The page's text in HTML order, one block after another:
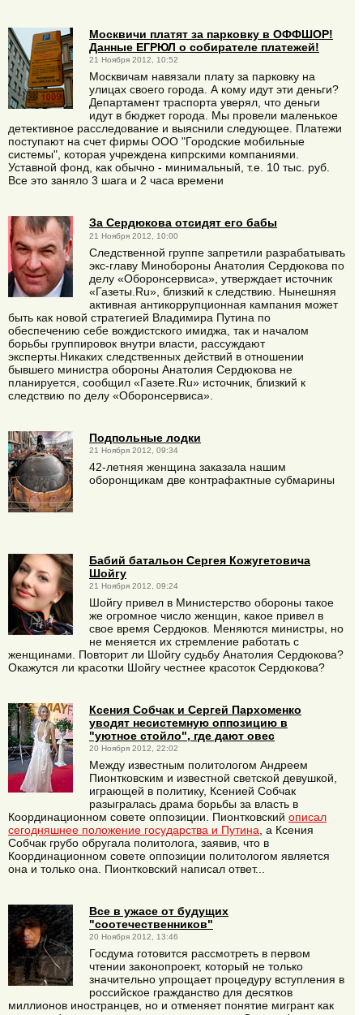
Москвичи платят за парковку в ОФФШОР!
Данные ЕГРЮЛ о собирателе платежей!
21 Ноября 2012, 10:52
Москвичам навязали плату за парковку на
улицах своего города. А кому идут эти деньги?
Департамент траспорта уверял, что деньги
идут в бюджет города. Мы провели маленькое
детективное расследование и выяснили следующее. Платежи
поступают на счет фирмы ООО "Городские мобильные
системы", которая учреждена кипрскими компаниями.
Уставной фонд, как обычно - минимальный, т.е. 10 тыс. руб.
Все это заняло 3 шага и 2 часа времени
За Сердюкова отсидят его бабы
21 Ноября 2012, 10:00
Следственной группе запретили разрабатывать
экс-главу Минобороны Анатолия Сердюкова по
делу «Оборонсервиса», утверждает источник
«Газеты.Ru», близкий к следствию. Нынешняя
активная антикоррупционная кампания может
быть как новой стратегией Владимира Путина по
обеспечению себе вождистского имиджа, так и началом
борьбы группировок внутри власти, рассуждают
эксперты.Никаких следственных действий в отношении
бывшего министра обороны Анатолия Сердюкова не
планируется, сообщил «Газете.Ru» источник, близкий к
следствию по делу «Оборонсервиса».
Подпольные лодки
21 Ноября 2012, 09:34
42-летняя женщина заказала нашим
оборонщикам две контрафактные субмарины
Бабий батальон Сергея Кожугетовича
Шойгу
21 Ноября 2012, 09:24
Шойгу привел в Министерство обороны такое
же огромное число женщин, какое привел в
свое время Сердюков. Меняются министры, но
не меняется их стремление работать с
женщинами. Повторит ли Шойгу судьбу Анатолия Сердюкова?
Окажутся ли красотки Шойгу честнее красоток Сердюкова?
Ксения Собчак и Сергей Пархоменко
уводят несистемную оппозицию в
"уютное стойло", где дают овес
20 Ноября 2012, 22:02
Между известным политологом Андреем
Пионтковским и известной светской девушкой,
играющей в политику, Ксенией Собчак
разыгралась драма борьбы за власть в
Координационном совете оппозиции. Пионтковский описал
сегодняшнее положение государства и Путина, а Ксения
Собчак грубо обругала политолога, заявив, что в
Координационном совете оппозиции политологом является
она и только она. Пионтковский написал ответ...
Все в ужасе от будущих
"соотечественников"
20 Ноября 2012, 13:46
Госдума готовится рассмотреть в первом
чтении законопроект, который не только
значительно упрощает процедуру вступления в
российское гражданство для десятков
миллионов иностранцев, но и отменяет понятие мигрант как